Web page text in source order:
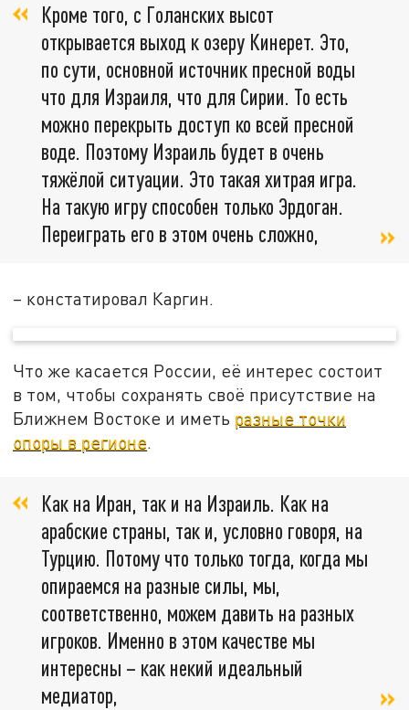
Кроме того, с Голанских высот
открывается выход к озеру Кинерет. Это,
по сути, основной источник пресной воды
что для Израиля, что для Сирии. То есть
можно перекрыть доступ ко всей пресной
воде. Поэтому Израиль будет в очень
тяжёлой ситуации. Это такая хитрая игра.
На такую игру способен только Эрдоган.
Переиграть его в этом очень сложно,
– констатировал Каргин.
Что же касается России, её интерес состоит
в том, чтобы сохранять своё присутствие на
Ближнем Востоке и иметь разные точки
опоры в регионе.
Как на Иран, так и на Израиль. Как на
арабские страны, так и, условно говоря, на
Турцию. Потому что только тогда, когда мы
опираемся на разные силы, мы,
соответственно, можем давить на разных
игроков. Именно в этом качестве мы
интересны – как некий идеальный
медиатор,